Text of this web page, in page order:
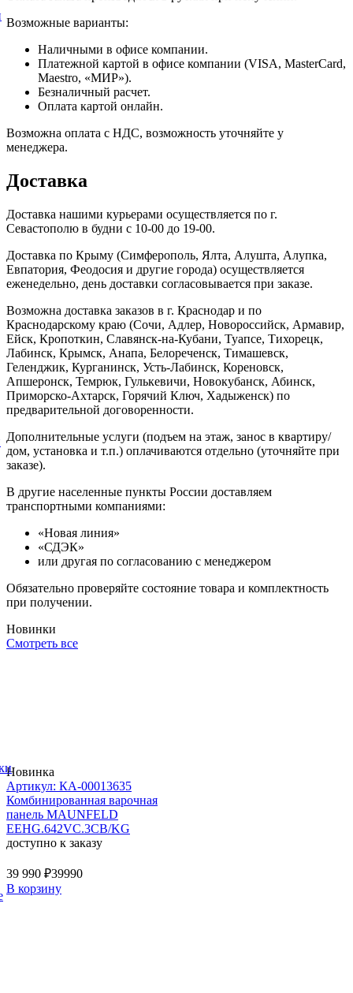
Возможные варианты:
Наличными в офисе компании.
Платежной картой в офисе компании (VISA, MasterCard,
Maestro, «МИР»).
Безналичный расчет.
Оплата картой онлайн.
Возможна оплата с НДС, возможность уточняйте у
менеджера.
Доставка
Доставка нашими курьерами осуществляется по г.
Севастополю в будни с 10-00 до 19-00.
Доставка по Крыму (Симферополь, Ялта, Алушта, Алупка,
Евпатория, Феодосия и другие города) осуществляется
еженедельно, день доставки согласовывается при заказе.
Возможна доставка заказов в г. Краснодар и по
Краснодарскому краю (Сочи, Адлер, Новороссийск, Армавир,
Ейск, Кропоткин, Славянск-на-Кубани, Туапсе, Тихорецк,
Лабинск, Крымск, Анапа, Белореченск, Тимашевск,
Геленджик, Курганинск, Усть-Лабинск, Кореновск,
Апшеронск, Темрюк, Гулькевичи, Новокубанск, Абинск,
Приморско-Ахтарск, Горячий Ключ, Хадыженск) по
предварительной договоренности.
Дополнительные услуги (подъем на этаж, занос в квартиру/
дом, установка и т.п.) оплачиваются отдельно (уточняйте при
заказе).
В другие населенные пункты России доставляем
транспортными компаниями:
«Новая линия»
«СДЭК»
или другая по согласованию с менеджером
Обязательно проверяйте состояние товара и комплектность
при получении.
Новинки
Смотреть все
Новинка
Артикул: КА-00013635
Комбинированная варочная
панель MAUNFELD
EEHG.642VC.3CB/KG
доступно к заказу
39 990 ₽39990
В корзину